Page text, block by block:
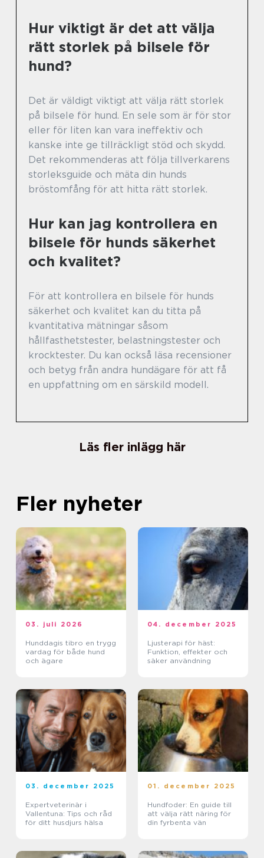
Hur viktigt är det att välja
rätt storlek på bilsele för
hund?
Det är väldigt viktigt att välja rätt storlek
på bilsele för hund. En sele som är för stor
eller för liten kan vara ineffektiv och
kanske inte ge tillräckligt stöd och skydd.
Det rekommenderas att följa tillverkarens
storleksguide och mäta din hunds
bröstomfång för att hitta rätt storlek.
Hur kan jag kontrollera en
bilsele för hunds säkerhet
och kvalitet?
För att kontrollera en bilsele för hunds
säkerhet och kvalitet kan du titta på
kvantitativa mätningar såsom
hållfasthetstester, belastningstester och
krocktester. Du kan också läsa recensioner
och betyg från andra hundägare för att få
en uppfattning om en särskild modell.
Läs fler inlägg här
Fler nyheter
03. juli 2026
Hunddagis tibro en trygg
vardag för både hund
och ägare
04. december 2025
Ljusterapi för häst:
Funktion, effekter och
säker användning
03. december 2025
Expertveterinär i
Vallentuna: Tips och råd
för ditt husdjurs hälsa
01. december 2025
Hundfoder: En guide till
att välja rätt näring för
din fyrbenta vän